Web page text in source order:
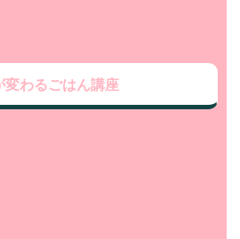
変わるごはん講座